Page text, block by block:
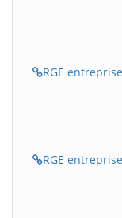
RGE
RGE